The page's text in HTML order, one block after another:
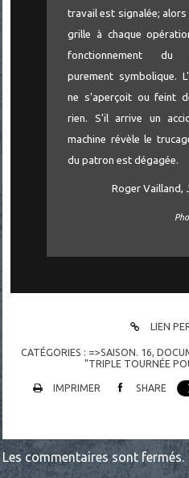
travail est signalée;
grille à chaque
fonctionnement du
purement symbolique.
ne s'aperçoit ou feint
rien. S'il arrive un
machine révèle le
du patron est dégagée.
Roger Vailland,
LIEN
CATÉGORIES : =>SAISON. 16,
"TRIPLE TOURNÉE
IMPRIMER SHARE
Les commentaires sont fermés.